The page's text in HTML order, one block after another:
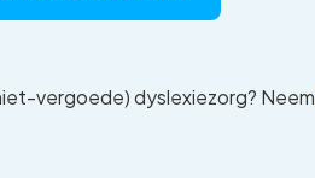
vergoede) dyslexiezorg? Neem